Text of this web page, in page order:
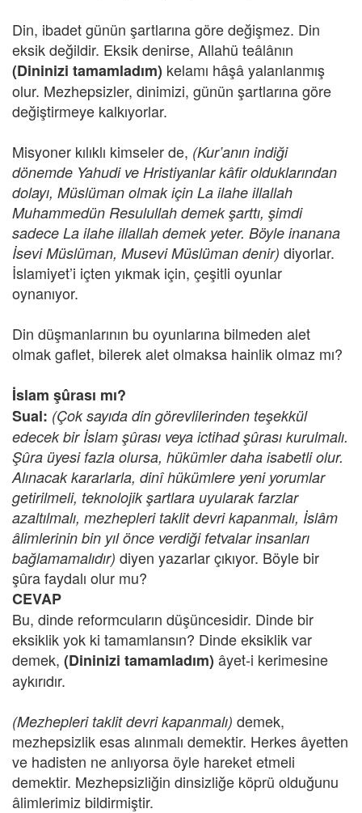
Din, ibadet günün şartlarına göre değişmez. Din
eksik değildir. Eksik denirse, Allahü teâlânın
(Dininizi tamamladım) kelamı hâşâ yalanlanmış
olur. Mezhepsizler, dinimizi, günün şartlarına göre
değiştirmeye kalkıyorlar.
Misyoner kılıklı kimseler de, (Kur’anın indiği
dönemde Yahudi ve Hristiyanlar kâfir olduklarından
dolayı, Müslüman olmak için La ilahe illallah
Muhammedün Resulullah demek şarttı, şimdi
sadece La ilahe illallah demek yeter. Böyle inanana
İsevi Müslüman, Musevi Müslüman denir) diyorlar.
İslamiyet’i içten yıkmak için, çeşitli oyunlar
oynanıyor.
Din düşmanlarının bu oyunlarına bilmeden alet
olmak gaflet, bilerek alet olmaksa hainlik olmaz mı?
İslam şûrası mı?
Sual: (Çok sayıda din görevlilerinden teşekkül
edecek bir İslam şûrası veya ictihad şûrası kurulmalı.
Şûra üyesi fazla olursa, hükümler daha isabetli olur.
Alınacak kararlarla, dinî hükümlere yeni yorumlar
getirilmeli, teknolojik şartlara uyularak farzlar
azaltılmalı, mezhepleri taklit devri kapanmalı, İslâm
âlimlerinin bin yıl önce verdiği fetvalar insanları
bağlamamalıdır) diyen yazarlar çıkıyor. Böyle bir
şûra faydalı olur mu?
CEVAP
Bu, dinde reformcuların düşüncesidir. Dinde bir
eksiklik yok ki tamamlansın? Dinde eksiklik var
demek, (Dininizi tamamladım) âyet-i kerimesine
aykırıdır.
(Mezhepleri taklit devri kapanmalı) demek,
mezhepsizlik esas alınmalı demektir. Herkes âyetten
ve hadisten ne anlıyorsa öyle hareket etmeli
demektir. Mezhepsizliğin dinsizliğe köprü olduğunu
âlimlerimiz bildirmiştir.